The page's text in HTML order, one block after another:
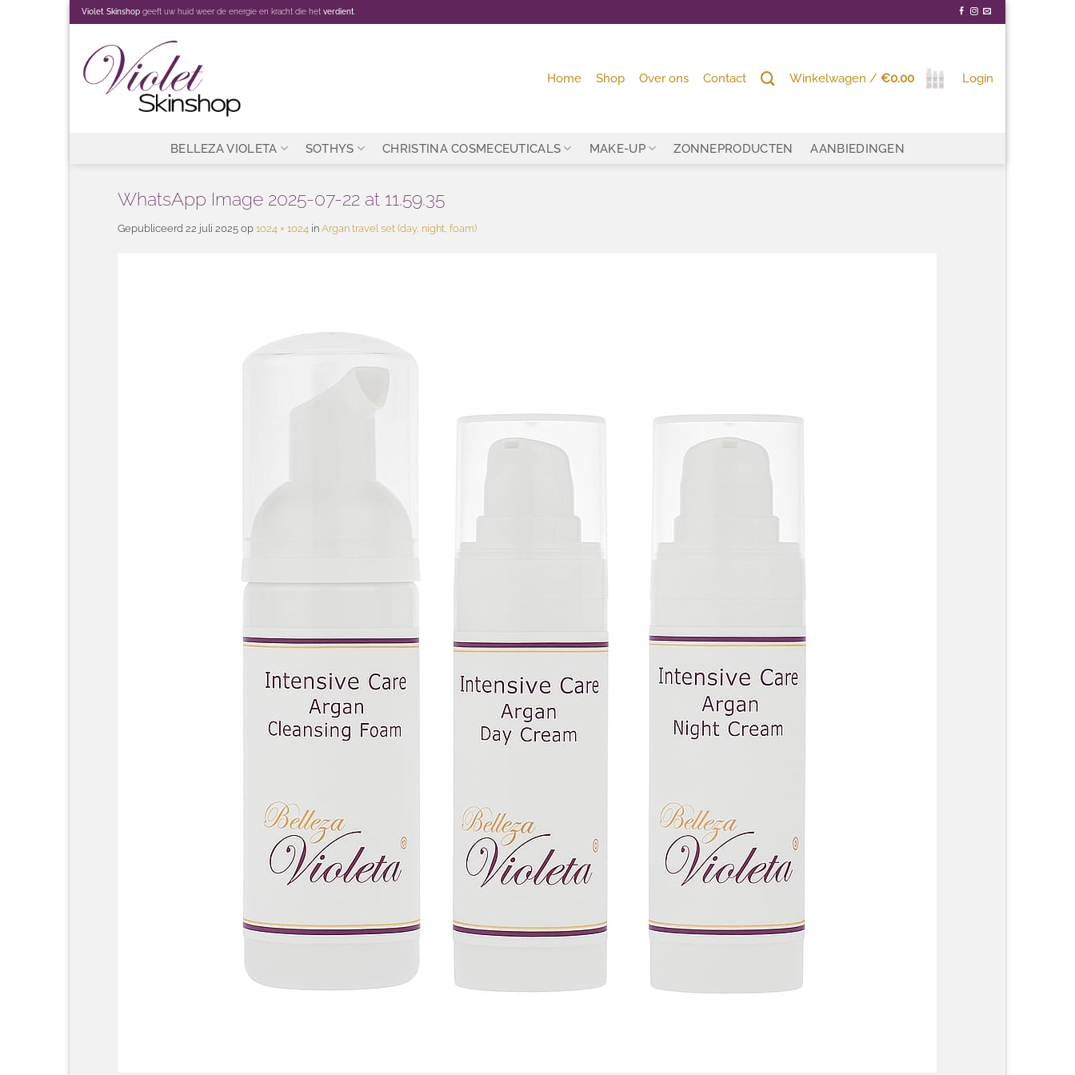
naar
Violet Skinshop geeft uw huid weer de energie en kracht die het verdient
Home Shop Over ons Contact Winkelwagen / €0.00 Login
BELLEZA VIOLETA SOTHYS CHRISTINA COSMECEUTICALS MAKE-UP ZONNEPRODUCTEN AANBIEDINGEN
WhatsApp Image 2025-07-22 at 11.59.35
Gepubliceerd22 juli 2025op1024 × 1024 inArgan travel set (day, night, foam)